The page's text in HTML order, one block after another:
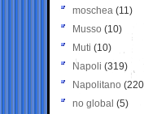
moschea (11)
Musso (10)
Muti (10)
Napoli (319)
Napolitano
no global (5)